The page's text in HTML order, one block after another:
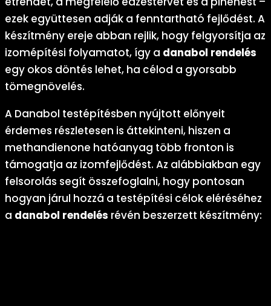
ezek együttesen adják a fenntartható fejlődést. A
készítmény ereje abban rejlik, hogy felgyorsítja az
izomépítési folyamatot, így a danabol rendelés
egy okos döntés lehet, ha célod a gyorsabb
tömegnövelés.
A Danabol testépítésben nyújtott előnyeit
érdemes részletesen is áttekinteni, hiszen a
methandienone hatóanyag több fronton is
támogatja az izomfejlődést. Az alábbiakban egy
felsorolás segít összefoglalni, hogy pontosan
hogyan járul hozzá a testépítési célok eléréséhez
a danabol rendelés révén beszerzett készítmény: